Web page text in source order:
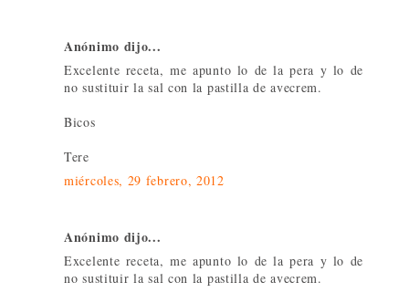
Anónimo dijo...
Excelente receta, me apunto lo de la pera y lo de
no sustituir la sal con la pastilla de avecrem.
Bicos
Tere
miércoles, 29 febrero, 2012
Anónimo dijo...
Excelente receta, me apunto lo de la pera y lo de
no sustituir la sal con la pastilla de avecrem.